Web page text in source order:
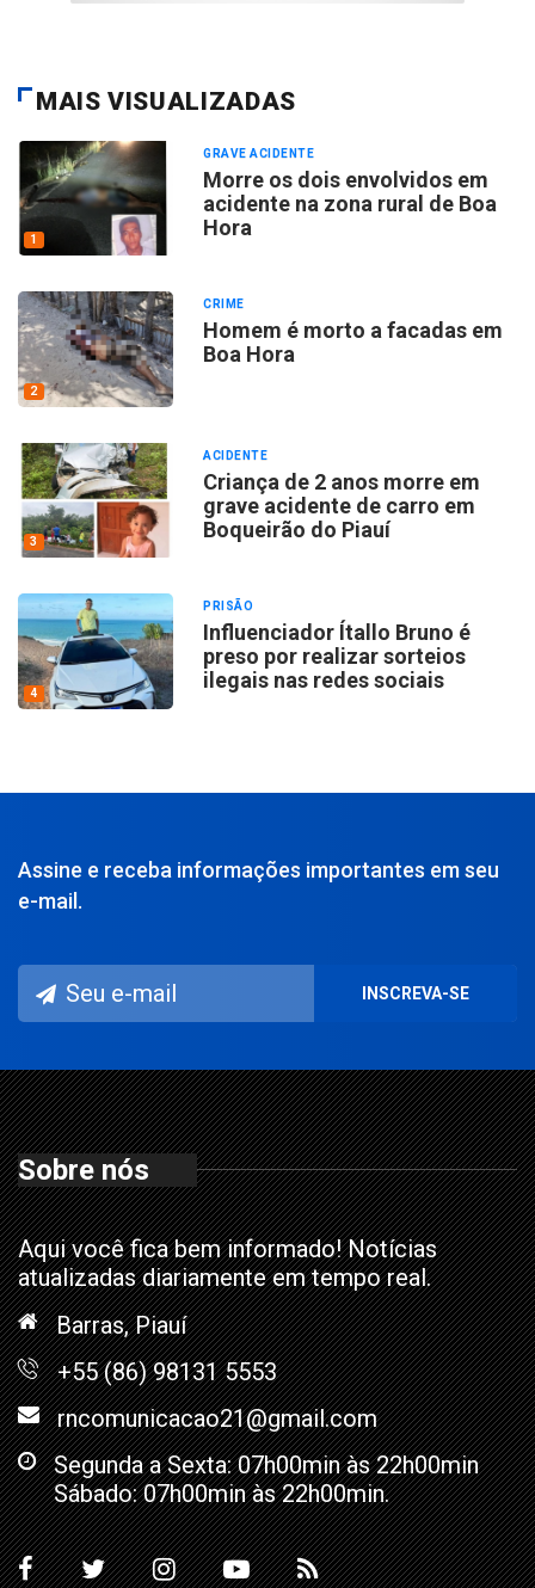
MAIS VISUALIZADAS
1
GRAVE ACIDENTE
Morre os dois envolvidos em
acidente na zona rural de Boa
Hora
2
CRIME
Homem é morto a facadas em
Boa Hora
3
ACIDENTE
Criança de 2 anos morre em
grave acidente de carro em
Boqueirão do Piauí
4
PRISÃO
Influenciador Ítallo Bruno é
preso por realizar sorteios
ilegais nas redes sociais
Assine e receba informações importantes em seu
e-mail.
Sobre nós
Aqui você fica bem informado! Notícias
atualizadas diariamente em tempo real.
Barras, Piauí
+55 (86) 98131 5553
rncomunicacao21@gmail.com
Segunda a Sexta: 07h00min às 22h00min
Sábado: 07h00min às 22h00min.